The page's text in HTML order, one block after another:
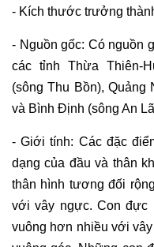
- Kích thước trưởng
- Nguồn gốc: Có nguồn
các tỉnh Thừa Thiên-
(sông Thu Bồn), Quảng
và Bình Định (sông An
- Giới tính: Các đặc
dạng của đầu và thân
thân hình tương đối
với vây ngực. Con đực
vuông hơn nhiều với